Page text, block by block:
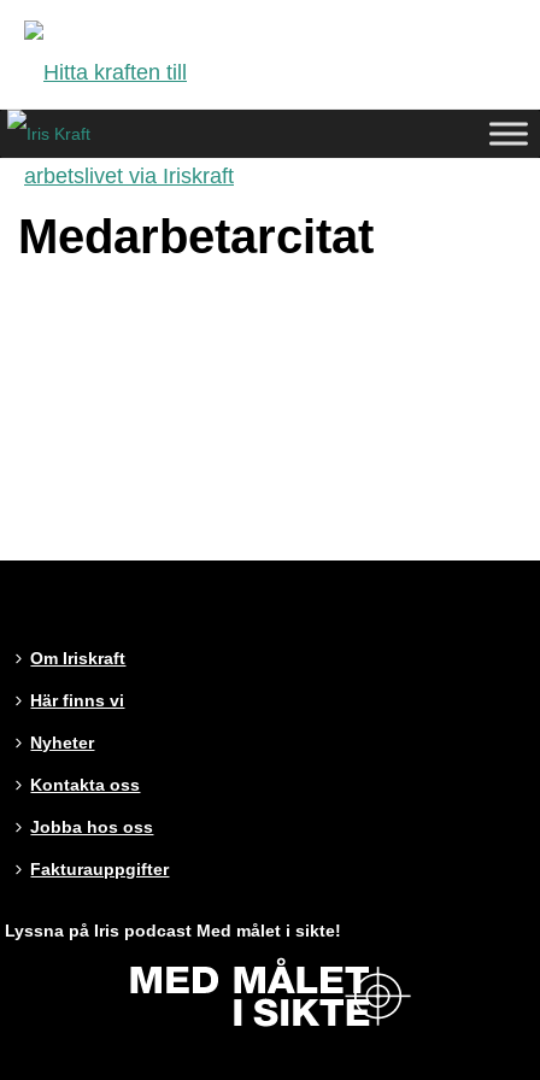
Medarbetarcitat
Om Iriskraft
Här finns vi
Nyheter
Kontakta oss
Jobba hos oss
Fakturauppgifter
Lyssna på Iris podcast Med målet i sikte!